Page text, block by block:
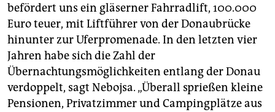
befördert uns ein gläserner Fahrradlift, 100.000
Euro teuer, mit Liftführer von der Donaubrücke
hinunter zur Uferpromenade. In den letzten vier
Jahren habe sich die Zahl der
Übernachtungsmöglichkeiten entlang der Donau
verdoppelt, sagt Nebojsa. „Überall sprießen kleine
Pensionen, Privatzimmer und Campingplätze aus